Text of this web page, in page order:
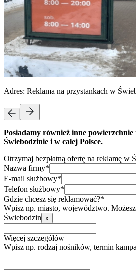
Adres: Reklama na przystankach w
Posiadamy również inne
Świebodzinie i w całej Polsce.
Otrzymaj bezpłatną ofertę na reklamę w
Nazwa firmy*
E-mail służbowy*
Telefon służbowy*
Gdzie chcesz się reklamować?*
Wpisz np. miasto, województwo.
Świebodzin x
Więcej szczegółów
Wpisz np. rodzaj nośników, termin